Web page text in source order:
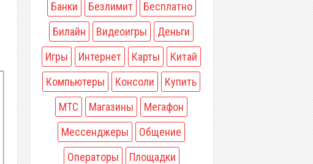
Банки
Безлимит
Бесплатно
Билайн
Видеоигры
Деньги
Игры
Интернет Карты
Китай
Компьютеры
Консоли
Купить
МТС
Магазины
Мегафон
Мессенджеры
Общение
Операторы
Площадки